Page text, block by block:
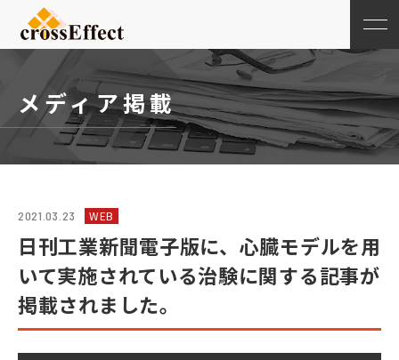
メディア掲載
2021.03.23 WEB
日刊工業新聞電子版に、心臓モデルを用
いて実施されている治験に関する記事が
掲載されました。